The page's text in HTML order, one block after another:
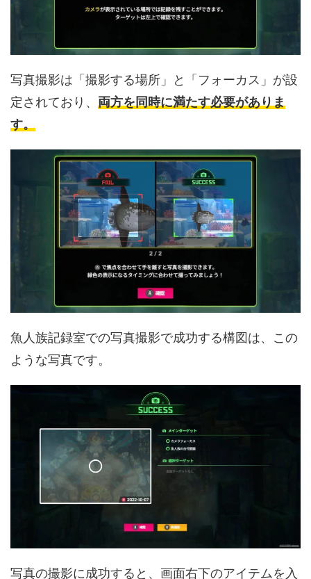
写真撮影は「撮影する場所」と「フォーカス」が設
定されており、 両方を同時に満たす必要がありま
す。
魚人族記録室での写真撮影で成功する構図は、この
ような写真です。
写真の撮影に成功すると、画面右下のアイテムを入